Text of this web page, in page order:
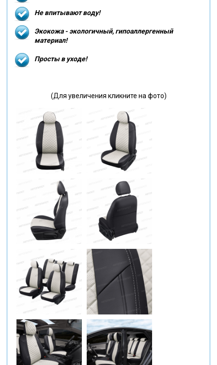
Не впитывают воду!
Экокожа - экологичный, гипоаллергенный
материал!
Просты в уходе!
(Для увеличения кликните на фото)